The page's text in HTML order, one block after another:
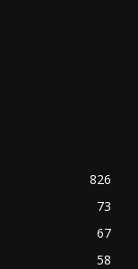
826
73
67
58